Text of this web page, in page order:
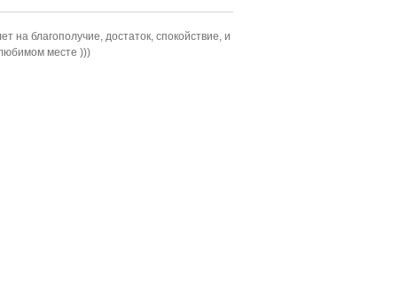
на благополучие, достаток, спокойствие, и
месте )))